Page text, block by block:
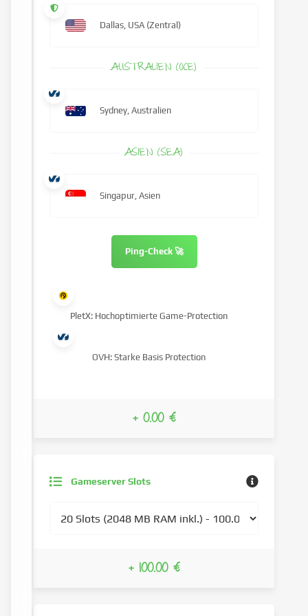
Gameserver Slots
+ 100.00 €
Dallas, USA (Zentral)
AUSTRALIEN (OCE)
Sydney, Australien
ASIEN (SEA)
Singapur, Asien
Ping-Check 🚀
PletX: Hochoptimierte Game-Protection
OVH: Starke Basis Protection
+ 0.00 €